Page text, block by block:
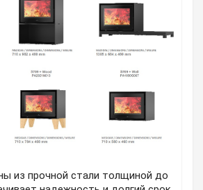
из прочной стали толщиной до